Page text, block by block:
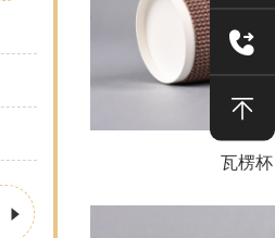
瓦楞杯